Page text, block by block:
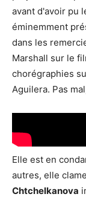
avant d'avoir pu
éminemment
dans les
Marshall sur le
chorégraphies
Aguilera. Pas
Elle est en
autres, elle
Chtchelkanova